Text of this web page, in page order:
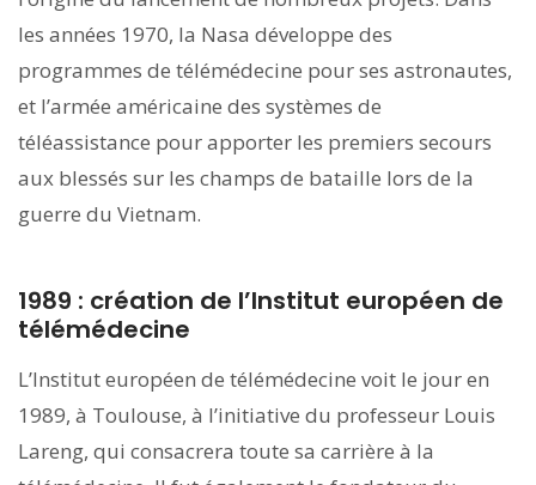
les années 1970, la Nasa développe des
programmes de télémédecine pour ses astronautes,
et l’armée américaine des systèmes de
téléassistance pour apporter les premiers secours
aux blessés sur les champs de bataille lors de la
guerre du Vietnam.
1989 : création de l’Institut européen de
télémédecine
L’Institut européen de télémédecine voit le jour en
1989, à Toulouse, à l’initiative du professeur Louis
Lareng, qui consacrera toute sa carrière à la